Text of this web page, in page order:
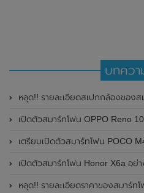
บทควา
หลุด!! รายละเอียดสเปกกล้องของสมาร์ทโฟน iQOO
เปิดตัวสมาร์ทโฟน OPPO Reno 10 Series อย่างเป็นทางกา
เตรียมเปิดตัวสมาร์ทโฟน POCO M4
เปิดตัวสมาร์ทโฟน Honor X6a อย่
หลุด!! รายละเอียดราคาของสมาร์ทโฟน Nothing Phone (2a) ใ